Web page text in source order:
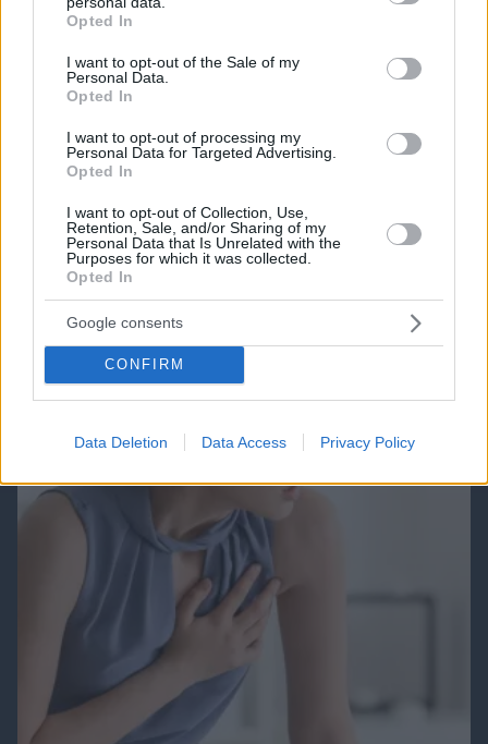
grant or deny consent to Google and its third-party tags to
use your data for below specified purposes in below Google
consent section.
Opted In
I want to opt-out of the Sale of my
Personal Data.
Opted In
I want to opt-out of processing my
Personal Data for Targeted Advertising.
Opted In
I want to opt-out of Collection, Use,
Retention, Sale, and/or Sharing of my
Personal Data that Is Unrelated with the
Purposes for which it was collected.
Opted In
Google consents
CONFIRM
Data Deletion Data Access Privacy Policy
Cut The Rope Northern Heights Candy
ΔΕΙΤΕ ΟΛΑ ΤΑ GAMES
Best of Network